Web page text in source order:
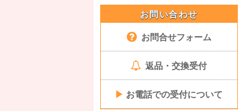
お問い合わせ
お問合せフォーム
返品・交換受付
▶ お電話での受付について